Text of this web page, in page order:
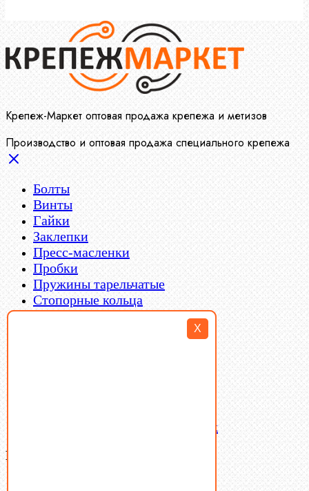
X
Крепеж-Маркет оптовая продажа крепежа и метизов
Производство и оптовая продажа специального крепежа
Болты
Винты
Гайки
Заклепки
Пресс-масленки
Пробки
Пружины тарельчатые
Стопорные кольца
Такелаж
Латунный и бронзовый крепеж
Ваша корзина